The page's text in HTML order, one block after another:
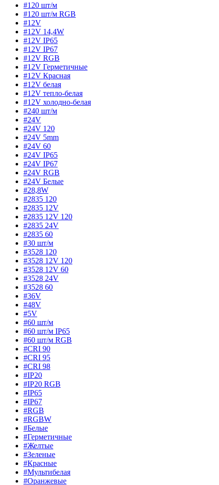
#120 шт/м
#120 шт/м RGB
#12V
#12V 14,4W
#12V IP65
#12V IP67
#12V RGB
#12V Герметичные
#12V Красная
#12V белая
#12V тепло-белая
#12V холодно-белая
#240 шт/м
#24V
#24V 120
#24V 5mm
#24V 60
#24V IP65
#24V IP67
#24V RGB
#24V Белые
#28,8W
#2835 120
#2835 12V
#2835 12V 120
#2835 24V
#2835 60
#30 шт/м
#3528 120
#3528 12V 120
#3528 12V 60
#3528 24V
#3528 60
#36V
#48V
#5V
#60 шт/м
#60 шт/м IP65
#60 шт/м RGB
#CRI 90
#CRI 95
#CRI 98
#IP20
#IP20 RGB
#IP65
#IP67
#RGB
#RGBW
#Белые
#Герметичные
#Желтые
#Зеленые
#Красные
#Мультибелая
#Оранжевые